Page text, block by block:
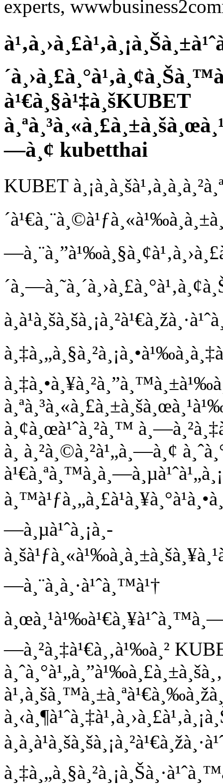
experts,
à¹€à¸§à¹‡à¸šKUBET
—à¸¢ kubetthai
KUBET
à¸¢à¸œà¹ˆà¸²à¸™
à¸ à¸²à¸©à¸²à¹„à¸—à¸¢
—à¸µà¹ˆà¸¡à¸­
—à¸¨à¸­à¸·à¹ˆà¸™à¹†
—à¸²à¸‡à¹€à¸‚à¹‰à¸²